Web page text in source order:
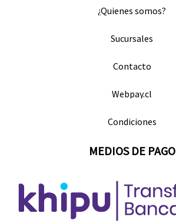
¿Quienes somos?
Sucursales
Contacto
Webpay.cl
Condiciones
MEDIOS DE PAGO